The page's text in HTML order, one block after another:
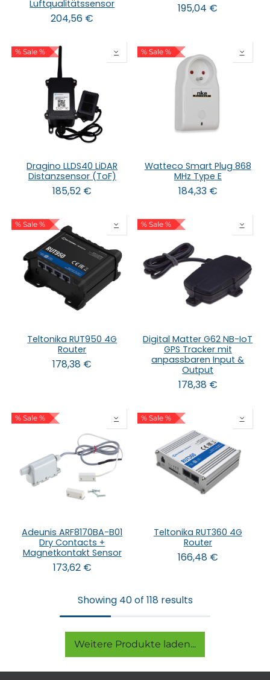
Luftqualitätssensor
204,56 €
195,04 €
% Sale %
Dragino LLDS40 LiDAR
Distanzsensor (ToF)
185,52 €
% Sale %
Watteco Smart Plug 868
MHz Type E
184,33€
% Sale %
Teltonika RUT950 4G
Router
178,38 €
% Sale %
Digital Matter G62 NB-IoT
GPS Tracker mit
anpassbaren Input &
Output
178,38€
% Sale %
Adeunis ARF8170BA-B01
Dry Contacts +
Magnetkontakt Sensor
173,62€
% Sale %
Teltonika RUT360 4G
Router
166,48€
Showing 40 of 118 results
Weitere Produkte laden...